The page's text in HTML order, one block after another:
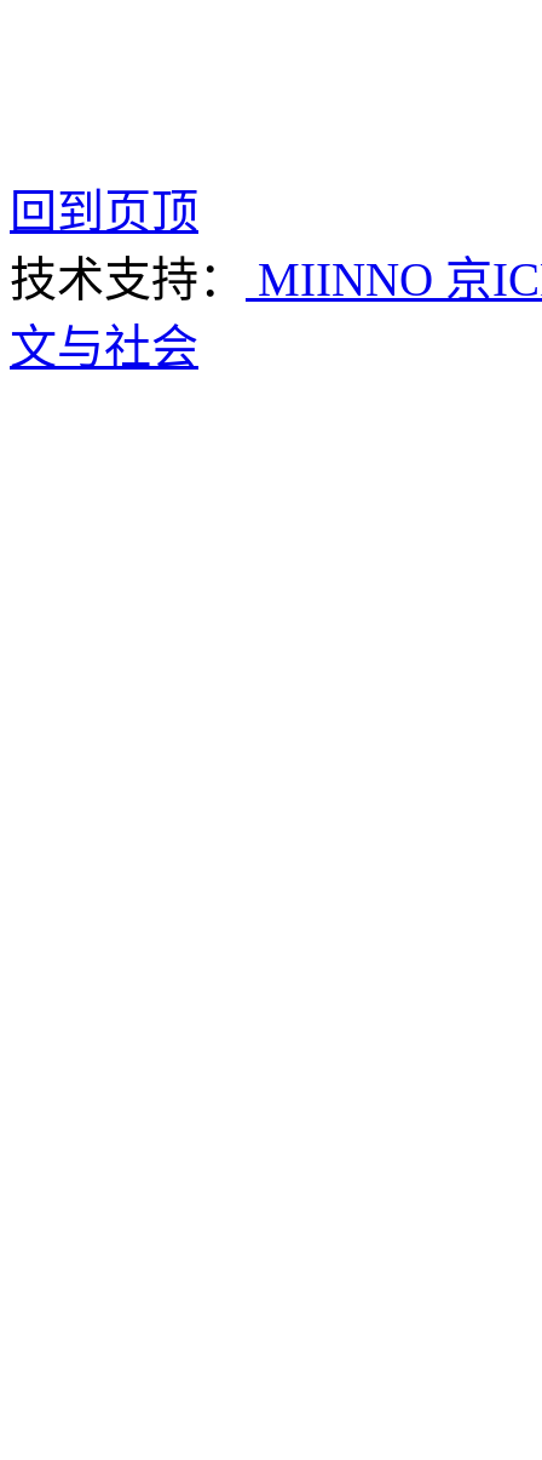
回到页顶
技术支持：
MIINNO 京
文与社会